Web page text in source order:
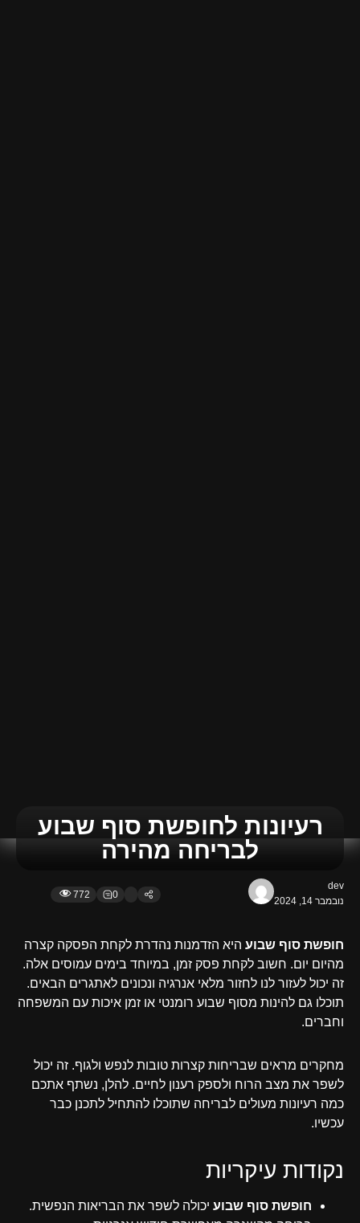
רעיונות לחופשת סוף שבוע
לבריחה מהירה
dev
נובמבר 14, 2024
0
772
חופשת סוף שבוע היא הזדמנות נהדרת לקחת הפסקה קצרה
מהיום יום. חשוב לקחת פסק זמן, במיוחד בימים עמוסים אלה.
זה יכול לעזור לנו לחזור מלאי אנרגיה ונכונים לאתגרים הבאים.
תוכלו גם להינות מסוף שבוע רומנטי או זמן איכות עם המשפחה
וחברים.
מחקרים מראים שבריחות קצרות טובות לנפש ולגוף. זה יכול
לשפר את מצב הרוח ולספק רענון לחיים. להלן, נשתף אתכם
כמה רעיונות מעולים לבריחה שתוכלו להתחיל לתכנן כבר
עכשיו.
נקודות עיקריות
חופשת סוף שבוע יכולה לשפר את הבריאות הנפשית.